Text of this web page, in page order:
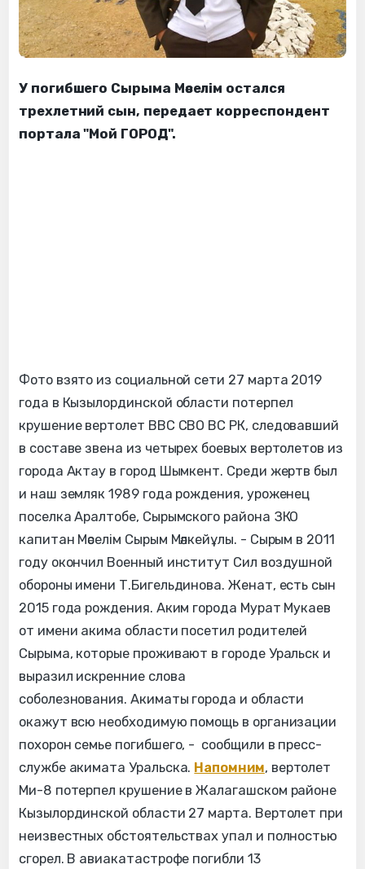
У погибшего Сырыма Мәселім остался
трехлетний сын, передает корреспондент
портала "Мой ГОРОД".
Фото взято из социальной сети 27 марта 2019
года в Кызылординской области потерпел
крушение вертолет ВВС СВО ВС РК, следовавший
в составе звена из четырех боевых вертолетов из
города Актау в город Шымкент. Среди жертв был
и наш земляк 1989 года рождения, уроженец
поселка Аралтобе, Сырымского района ЗКО
капитан Мәселім Сырым Мәлкейұлы. - Сырым в 2011
году окончил Военный институт Сил воздушной
обороны имени Т.Бигельдинова. Женат, есть сын
2015 года рождения. Аким города Мурат Мукаев
от имени акима области посетил родителей
Сырыма, которые проживают в городе Уральск и
выразил искренние слова
соболезнования. Акиматы города и области
окажут всю необходимую помощь в организации
похорон семье погибшего, - сообщили в пресс-
службе акимата Уральска. Напомним, вертолет
Ми-8 потерпел крушение в Жалагашском районе
Кызылординской области 27 марта. Вертолет при
неизвестных обстоятельствах упал и полностью
сгорел. В авиакатастрофе погибли 13